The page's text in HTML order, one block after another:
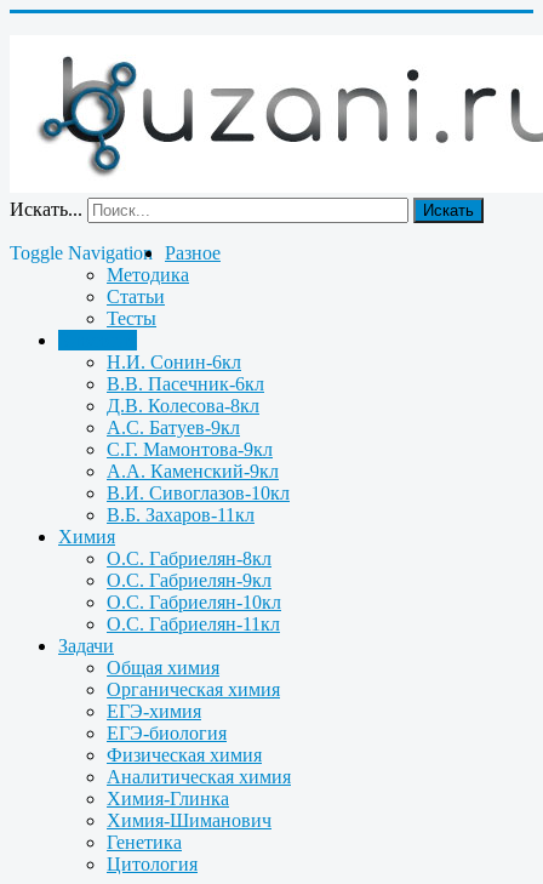
Искать... Искать
Toggle Navigation
Разное
Методика
Статьи
Тесты
Н.И. Сонин-6кл
В.В. Пасечник-6кл
Д.В. Колесова-8кл
А.С. Батуев-9кл
С.Г. Мамонтова-9кл
А.А. Каменский-9кл
В.И. Сивоглазов-10кл
В.Б. Захаров-11кл
Химия
О.С. Габриелян-8кл
О.С. Габриелян-9кл
О.С. Габриелян-10кл
О.С. Габриелян-11кл
Задачи
Общая химия
Органическая химия
ЕГЭ-химия
ЕГЭ-биология
Физическая химия
Аналитическая химия
Химия-Глинка
Химия-Шиманович
Генетика
Цитология